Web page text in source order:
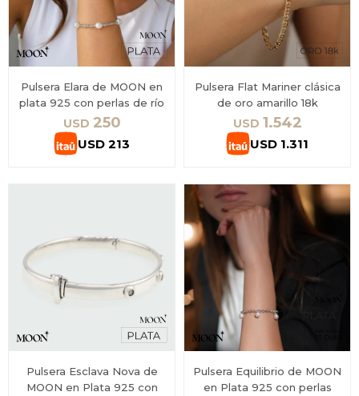
Pulsera Elara de MOON en
plata 925 con perlas de río
USD 250
USD 213
Pulsera Flat Mariner clásica
de oro amarillo 18k
USD 1.542
USD 1.311
Pulsera Esclava Nova de
MOON en Plata 925 con
Pulsera Equilibrio de MOON
en Plata 925 con perlas